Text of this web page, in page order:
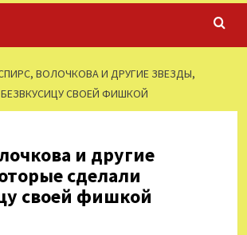
ВОЛОЧКОВА И ДРУГИЕ ЗВЕЗДЫ,
СВОЕЙ ФИШКОЙ
и другие
сделали
своей фишкой